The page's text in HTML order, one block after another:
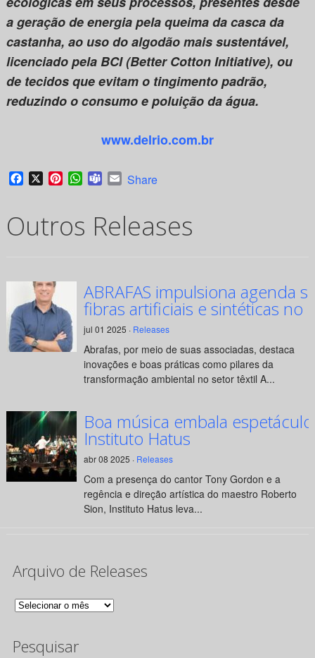
a geração de energia pela queima da casca da
castanha, ao uso do algodão mais sustentável,
licenciado pela BCI (Better Cotton Initiative), ou
de tecidos que evitam o tingimento padrão,
reduzindo o consumo e poluição da água.
www.delrio.com.br
Facebook
X PinterestWhatsApp
TeamsEmail
Share
Outros Releases
ABRAFAS impulsiona agenda
fibras artificiais e sintéticas no
jul 01 2025 · Releases
Abrafas, por meio de suas associadas, destaca
inovações e boas práticas como pilares da
transformação ambiental no setor têxtil A...
Boa música embala
Instituto Hatus
abr 08 2025 · Releases
Com a presença do cantor Tony Gordon e a
regência e direção artística do maestro Roberto
Sion, Instituto Hatus leva...
Arquivo de Releases
Arquivo
Releases
Pesquisar